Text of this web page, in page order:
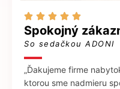
    
Spokojný
So sedačkou ADONI
„Ďakujeme firme
ktorou sme nadmieru